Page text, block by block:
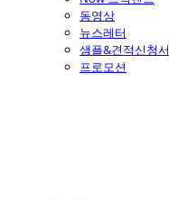
동영상
뉴스레터
샘플&견적신청서
프로모션